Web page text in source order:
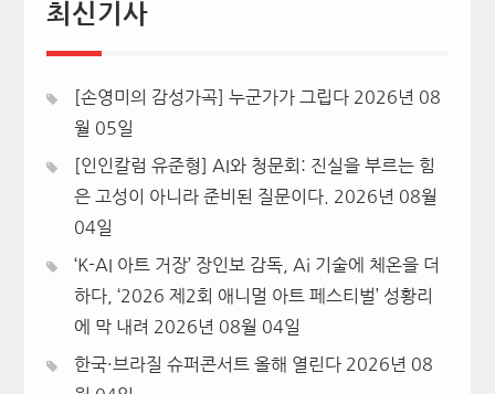
최신기사
[손영미의 감성가곡] 누군가가 그립다 2026년 08
월 05일
[인인칼럼 유준형] AI와 청문회: 진실을 부르는 힘
은 고성이 아니라 준비된 질문이다.
2026년 08월
04일
‘K-AI 아트 거장’ 장인보 감독, Ai 기술에 체온을 더
하다, ‘2026 제2회 애니멀 아트 페스티벌’ 성황리
에 막 내려 2026년 08월 04일
한국·브라질 슈퍼콘서트 올해 열린다 2026년 08